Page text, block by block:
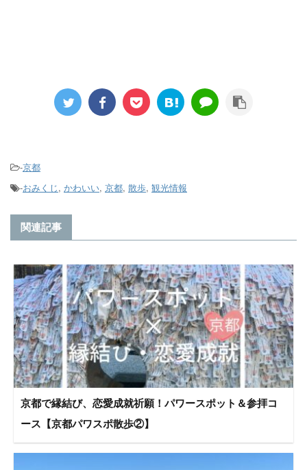
-京都
-おみくじ, かわいい, 京都, 散歩, 観光情報
関連記事
京都で縁結び、恋愛成就祈願！パワースポット＆参拝コ
ース【京都パワスポ散歩②】